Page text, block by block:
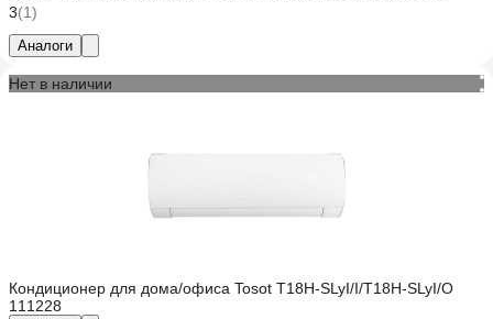
3(1)
Аналоги
Нет в наличии
Кондиционер для дома/офиса Tosot T18H-SLyI/I/T18H-SLyI/O
111228